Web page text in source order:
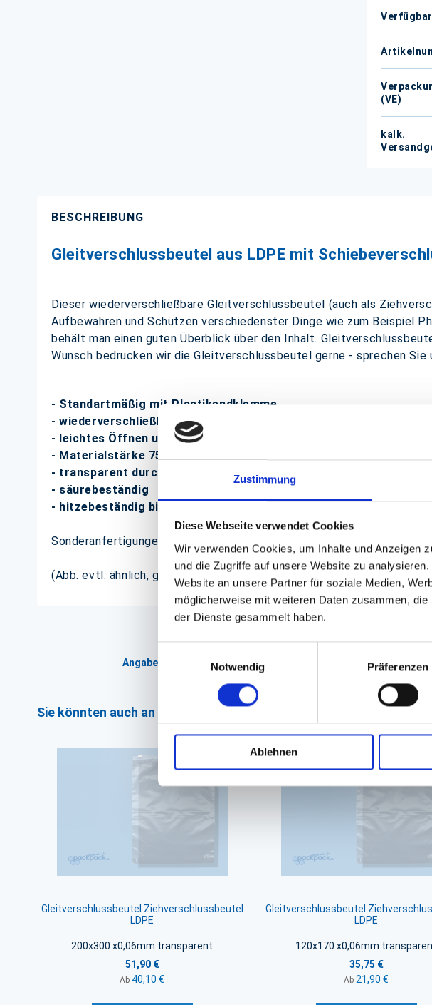
Zustimmung
Diese Webseite verwendet Cookies
Wir verwenden Cookies, um Inhalte und Anzeigen
und die Zugriffe auf unsere Website zu
Website an unsere Partner für soziale Medien,
möglicherweise mit weiteren Daten zusammen,
der Dienste gesammelt haben.
Notwendig
Präferenzen
Ablehnen
(VE)
kalk.
BESCHREIBUNG
Gleitverschlussbeutel aus LDPE mit
Dieser wiederverschließbare Gleitverschlussbeutel (auch als
Aufbewahren und Schützen verschiedenster Dinge wie zum Beispiel
behält man einen guten Überblick über den Inhalt.
Wunsch bedrucken wir die Gleitverschlussbeutel gerne - sprechen Sie
- Standartmäßig mit Plastikendklemme
- wiederverschließbar
- leichtes Öffnen und Verschließen
- Materialstärke 75my
- transparent durch 100% Hochdruck-Polyethylen (LDPE)
- säurebeständig
- hitzebeständig bis 60°C und gefrierbeständig ab 50µ
Sonderanfertigungen möglich (Größe, Stärke, Material)
(Abb. evtl. ähnlich, ggf. ohne Dekoration)
Angaben zur Informationspflichten der GPSR
Sie könnten auch an folgenden Artikeln interessiert sein
Gleitverschlussbeutel Ziehverschlussbeutel
LDPE
200x300 x0,06mm transparent
51,90 €
Ab 40,10 €
Gleitverschlussbeutel
LDPE
120x170 x0,06mm
35,75 €
Ab 21,90 €